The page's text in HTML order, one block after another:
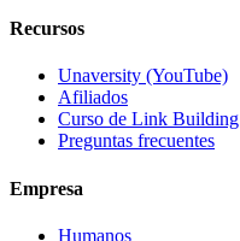
Recursos
Unaversity (YouTube)
Afiliados
Curso de Link Building
Preguntas frecuentes
Empresa
Humanos